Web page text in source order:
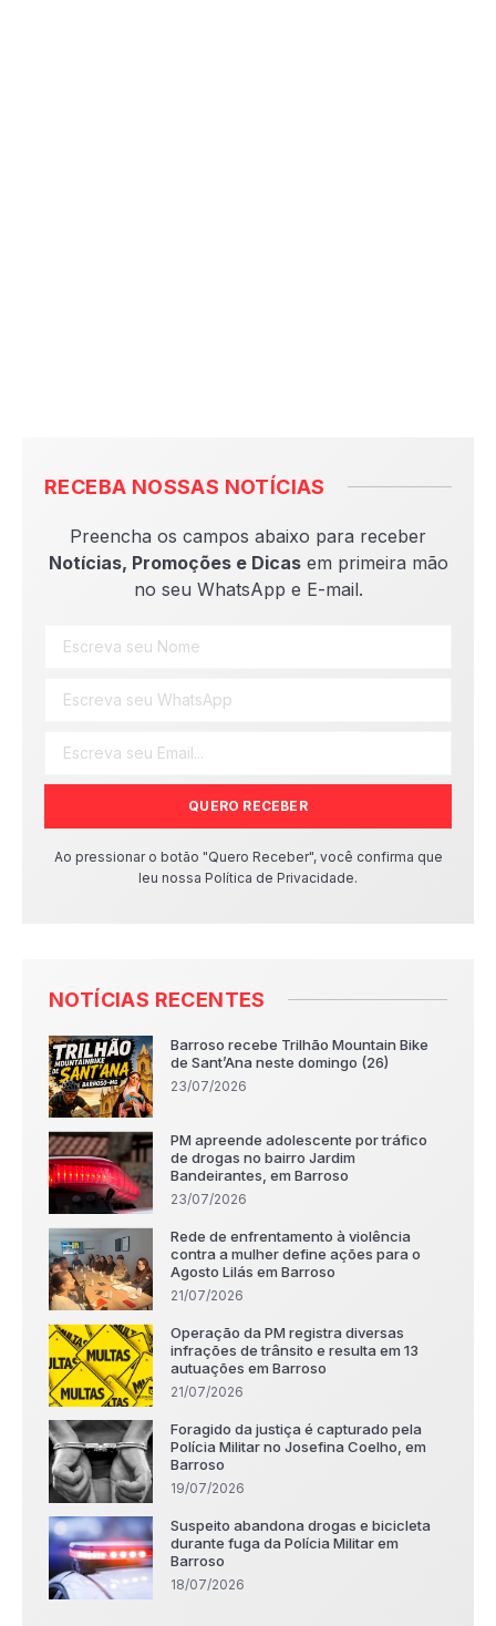
RECEBA NOSSAS NOTÍCIAS
Preencha os campos abaixo para receber
Notícias, Promoções e Dicasem primeira mão
no seu WhatsApp e E-mail.
QUERO RECEBER
Ao pressionar o botão "Quero Receber", você confirma que
leu nossa Política de Privacidade.
NOTÍCIAS RECENTES
Barroso recebe Trilhão Mountain Bike
de Sant’Ana neste domingo (26)
23/07/2026
PM apreende adolescente por tráfico
de drogas no bairro Jardim
Bandeirantes, em Barroso
23/07/2026
Rede de enfrentamento à violência
contra a mulher define ações para o
Agosto Lilás em Barroso
21/07/2026
Operação da PM registra diversas
infrações de trânsito e resulta em 13
autuações em Barroso
21/07/2026
Foragido da justiça é capturado pela
Polícia Militar no Josefina Coelho, em
Barroso
19/07/2026
Suspeito abandona drogas e bicicleta
durante fuga da Polícia Militar em
Barroso
18/07/2026